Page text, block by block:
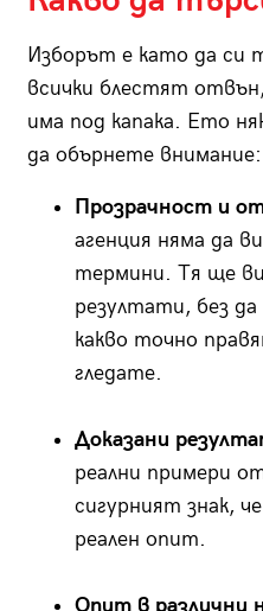
Изборът е като да си
всички блестят
има под капака. Ето
да обърнете внимание:
Прозрачност и
агенция няма да
термини. Тя ще
резултати, без да
какво точно
гледате.
Доказани
реални примери
сигурният знак,
реален опит.
Опит в различни